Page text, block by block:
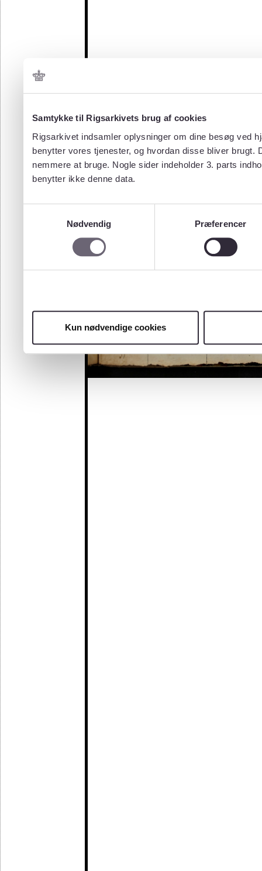
Samtykke til Rigsarkivets brug af cookies
Rigsarkivet indsamler oplysninger om dine besøg ved
benytter vores tjenester, og hvordan disse bliver
nemmere at bruge. Nogle sider indeholder 3. parts
benytter ikke denne data.
Nødvendig
Præferencer
Kun nødvendige cookies